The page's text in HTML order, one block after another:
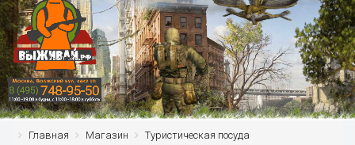
Главная Магазин
Туристическая посуда